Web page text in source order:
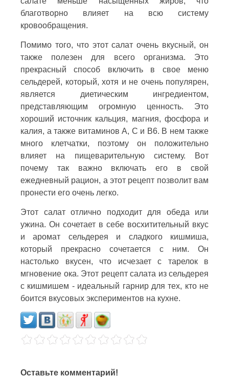
благотворно влияет на всю систему
кровообращения.
Помимо того, что этот салат очень вкусный, он
также полезен для всего организма. Это
прекрасный способ включить в свое меню
сельдерей, который, хотя и не очень популярен,
является диетическим ингредиентом,
представляющим огромную ценность. Это
хороший источник кальция, магния, фосфора и
калия, а также витаминов A, C и B6. В нем также
много клетчатки, поэтому он положительно
влияет на пищеварительную систему. Вот
почему так важно включать его в свой
ежедневный рацион, а этот рецепт позволит вам
пронести его очень легко.
Этот салат отлично подходит для обеда или
ужина. Он сочетает в себе восхитительный вкус
и аромат сельдерея и сладкого кишмиша,
который прекрасно сочетается с ним. Он
настолько вкусен, что исчезает с тарелок в
мгновение ока. Этот рецепт салата из сельдерея
с кишмишем - идеальный гарнир для тех, кто не
боится вкусовых экспериментов на кухне.
Оставьте комментарий!